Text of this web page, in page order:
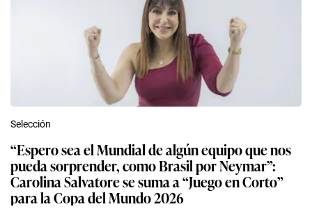
Selección
“Espero sea el Mundial de algún equipo que nos
pueda sorprender, como Brasil por Neymar”:
Carolina Salvatore se suma a “Juego en Corto”
para la Copa del Mundo 2026